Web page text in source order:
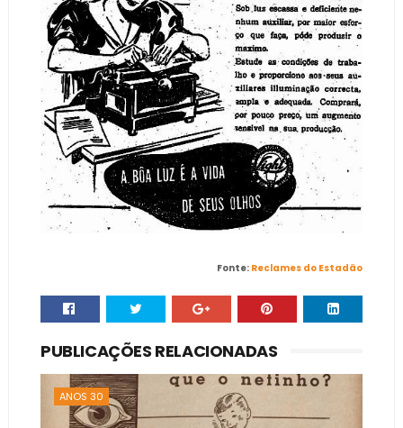
Fonte: Reclames do Estadão
PUBLICAÇÕES RELACIONADAS
ANOS 30